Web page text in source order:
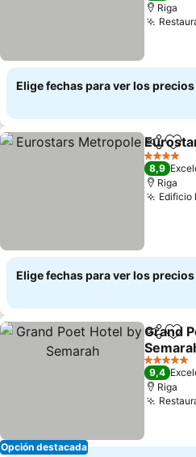
Riga
Elige fechas para ver los
4 Estrellas
8,9
Riga
Edificio
Elige fechas para ver los
Opción destacada
Grand
Ver
5 Estrellas
9,4
Riga